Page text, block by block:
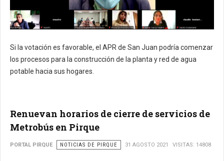
Si la votación es favorable, el APR de San Juan podría comenzar
los procesos para la construcción de la planta y red de agua
potable hacia sus hogares.
Renuevan horarios de cierre de servicios de
Metrobús en Pirque
PORTAL PIRQUE NOTICIAS DE PIRQUE 31 AGOSTO 2021 VISITAS: 14808